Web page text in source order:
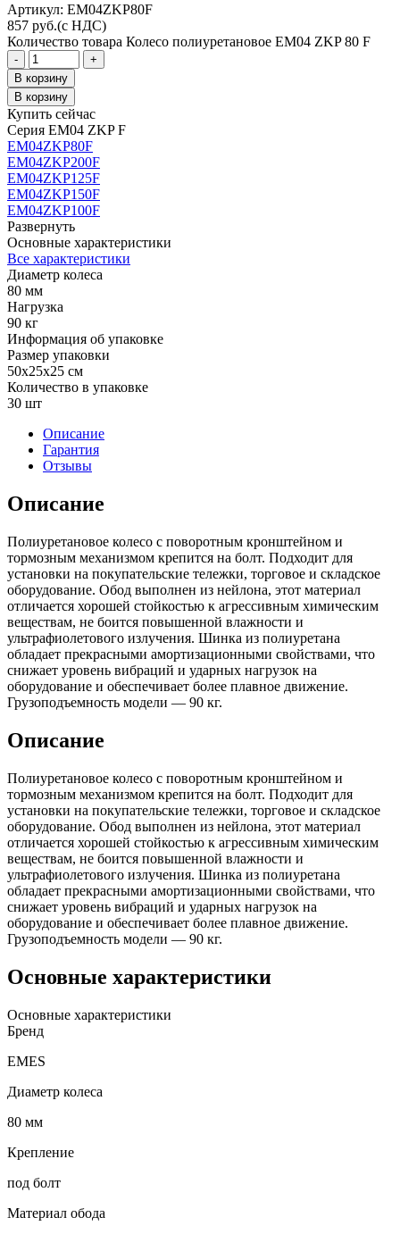
Aртикул: EM04ZKP80F
857 руб.(с НДС)
Количество товара Колесо полиуретановое EM04 ZKP 80 F
-
+
В корзину
В корзину
Купить сейчас
Серия EM04 ZKP F
EM04ZKP80F
EM04ZKP200F
EM04ZKP125F
EM04ZKP150F
EM04ZKP100F
Развернуть
Основные характеристики
Все характеристики
Диаметр колеса
80 мм
Нагрузка
90 кг
Информация об упаковке
Размер упаковки
50x25x25 см
Количество в упаковке
30 шт
Описание
Гарантия
Отзывы
Описание
Полиуретановое колесо с поворотным кронштейном и
тормозным механизмом крепится на болт. Подходит для
установки на покупательские тележки, торговое и складское
оборудование. Обод выполнен из нейлона, этот материал
отличается хорошей стойкостью к агрессивным химическим
веществам, не боится повышенной влажности и
ультрафиолетового излучения. Шинка из полиуретана
обладает прекрасными амортизационными свойствами, что
снижает уровень вибраций и ударных нагрузок на
оборудование и обеспечивает более плавное движение.
Грузоподъемность модели — 90 кг.
Описание
Полиуретановое колесо с поворотным кронштейном и
тормозным механизмом крепится на болт. Подходит для
установки на покупательские тележки, торговое и складское
оборудование. Обод выполнен из нейлона, этот материал
отличается хорошей стойкостью к агрессивным химическим
веществам, не боится повышенной влажности и
ультрафиолетового излучения. Шинка из полиуретана
обладает прекрасными амортизационными свойствами, что
снижает уровень вибраций и ударных нагрузок на
оборудование и обеспечивает более плавное движение.
Грузоподъемность модели — 90 кг.
Основные характеристики
Основные характеристики
Бренд
EMES
Диаметр колеса
80 мм
Крепление
под болт
Материал обода